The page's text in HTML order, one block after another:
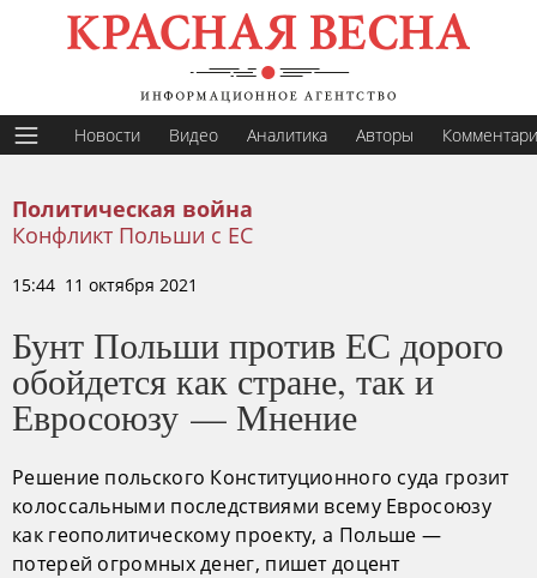
Новости Видео Аналитика Авторы
Политическая война
Конфликт Польши с ЕС
15:44 11 октября 2021
Бунт Польши против ЕС дорого
обойдется как стране, так и
Евросоюзу — Мнение
Решение польского Конституционного суда грозит
колоссальными последствиями всему Евросоюзу
как геополитическому проекту, а Польше —
потерей огромных денег, пишет доцент